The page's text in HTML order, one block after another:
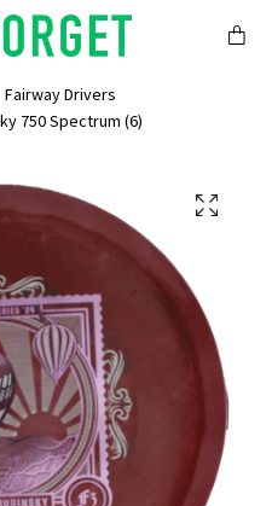
Fairway Drivers
750 Spectrum (6)